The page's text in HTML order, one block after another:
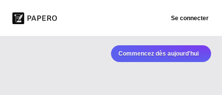
Se connecter
Commencez dès aujourd'hui